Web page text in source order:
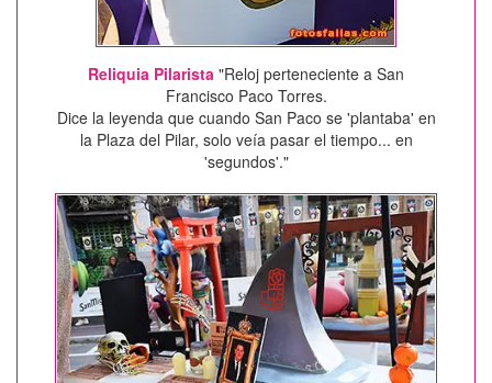
Reliquia Pilarista "Reloj perteneciente a San
Francisco Paco Torres.
Dice la leyenda que cuando San Paco se 'plantaba' en
la Plaza del Pilar, solo veía pasar el tiempo... en
'segundos'."